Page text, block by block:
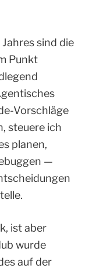
sind die
Punkt
Vorschläge
steuere ich
planen,
—
ist aber
wurde
auf der